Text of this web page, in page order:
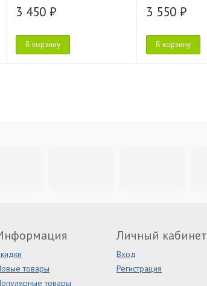
3 450 ₽
В корзину
3 550 ₽
В корзину
товары
товары
Личный кабинет
Вход
Регистрация